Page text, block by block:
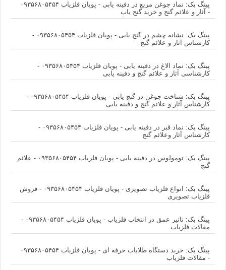
پینگ بک:
نماد جوغن مربع در دفینه یابی - پویان فلزیاب ۰۹۳۵۶۸۰۵۴۵۴
- آثار و علائم گنج و خرید گنج یاب
پینگ بک:
نشانه چشم در گنج یابی - پویان فلزیاب ۰۹۳۵۶۸۰۵۴۵۴ -
کارشناس آثار و علائم گنج
پینگ بک:
نماد الاغ در دفینه یابی - پویان فلزیاب ۰۹۳۵۶۸۰۵۴۵۴ -
کارشناسی آثار و علائم گنج و دفینه یابی
پینگ بک:
شناخت جوغن در گنج یابی - پویان فلزیاب ۰۹۳۵۶۸۰۵۴۵۴ -
کارشناس آثار و علائم گنج و دفینه یابی
پینگ بک:
نماد قبر در دفینه یابی - پویان فلزیاب ۰۹۳۵۶۸۰۵۴۵۴ -
کارشناس آثار وعلائم گنج
پینگ بک:
تومولوس در دفینه یابی - پویان فلزیاب ۰۹۳۵۶۸۰۵۴۵۴ - علائم
گنج
پینگ بک:
انواع فلزیاب تصویری - پویان فلزیاب ۰۹۳۵۶۸۰۵۴۵۴ - فروش
فلزیاب تصویری
پینگ بک:
تاثیر عمق در انتخاب فلزیاب - پویان فلزیاب ۰۹۳۵۶۸۰۵۴۵۴ -
مقالات فلزیاب
پینگ بک:
خرید دستگاه طلایاب حرفه ای - پویان فلزیاب ۰۹۳۵۶۸۰۵۴۵۴
- مقالات فلزیاب